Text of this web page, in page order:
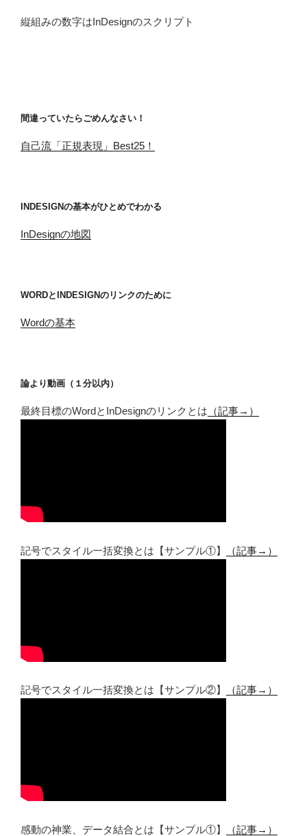
縦組みの数字はInDesignのスクリプト
間違っていたらごめんなさい！
自己流「正規表現」Best25！
INDESIGNの基本がひとめでわかる
InDesignの地図
WORDとINDESIGNのリンクのために
Wordの基本
論より動画（１分以内）
最終目標のWordとInDesignのリンクとは （記事→）
記号でスタイル一括変換とは【サンプル①】 （記事→）
記号でスタイル一括変換とは【サンプル②】 （記事→）
感動の神業、データ結合とは【サンプル①】 （記事→）